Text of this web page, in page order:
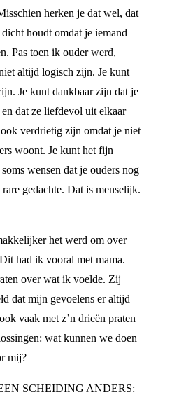
herken je dat wel, dat
houdt omdat je iemand
Pas toen ik ouder werd,
altijd logisch zijn. Je kunt
Je kunt dankbaar zijn dat je
dat ze liefdevol uit elkaar
verdrietig zijn omdat je niet
woont. Je kunt het fijn
wensen dat je ouders nog
gedachte. Dat is menselijk.
het werd om over
had ik vooral met mama.
over wat ik voelde. Zij
dat mijn gevoelens er altijd
vaak met z’n drieën praten
wat kunnen we doen
mij?
SCHEIDING ANDERS: